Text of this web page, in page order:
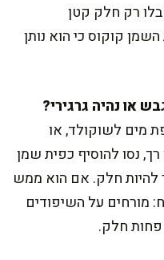
רק חלק קטן
קוקוס כי הוא נותן
מים לשוקולד, או
נסו להוסיף כפית שמן
להיות חלק. אם הוא ממש
מורחים על השיפודים
חלק.